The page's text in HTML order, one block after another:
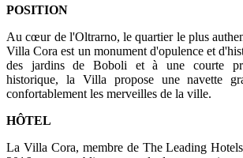
POSITION
Au cœur de l'Oltrarno, le quartier le plus
Villa Cora est un monument d'opulence et
des jardins de Boboli et à une courte
historique, la Villa propose une navette
confortablement les merveilles de la ville.
HÔTEL
La Villa Cora, membre de The Leading